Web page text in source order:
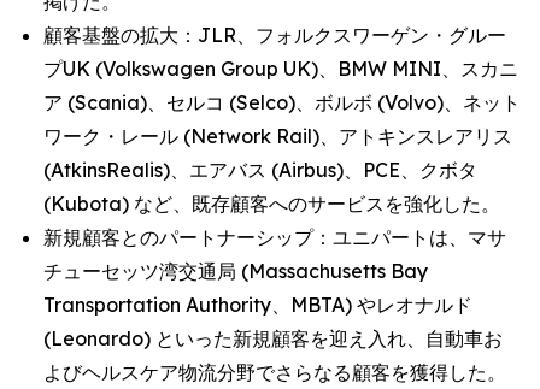
顧客基盤の拡大：JLR、フォルクスワーゲン・グルー
プUK (Volkswagen Group UK)、BMW MINI、スカニ
ア (Scania)、セルコ (Selco)、ボルボ (Volvo)、ネット
ワーク・レール (Network Rail)、アトキンスレアリス
(AtkinsRealis)、エアバス (Airbus)、PCE、クボタ
(Kubota) など、既存顧客へのサービスを強化した。
新規顧客とのパートナーシップ：ユニパートは、マサ
チューセッツ湾交通局 (Massachusetts Bay
Transportation Authority、MBTA) やレオナルド
(Leonardo) といった新規顧客を迎え入れ、自動車お
よびヘルスケア物流分野でさらなる顧客を獲得した。